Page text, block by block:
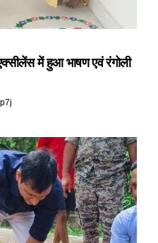
में हुआ भाषण एवं रंगोली